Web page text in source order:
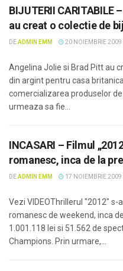
BIJUTERII
au creat o colectie de
DEADMIN EMM 20 NOIEMBRIE 2009
Angelina Jolie si Brad Pitt au
din argint pentru casa
comercializarea produselor
urmeaza sa fie...
INCASARI – Filmul
romanesc, inca de la
DEADMIN EMM 17 NOIEMBRIE 2009
Vezi VIDEOThrillerul "2012" s-
romanesc de weekend, inca
1.001.118 lei si 51.562 de
Champions. Prin urmare,...